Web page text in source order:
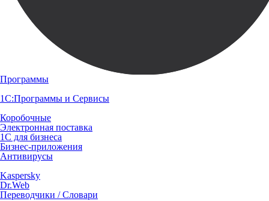
Программы
1С:Программы и Сервисы
Коробочные
Электронная поставка
1С для бизнеса
Бизнес-приложения
Антивирусы
Kaspersky
Dr.Web
Переводчики / Словари